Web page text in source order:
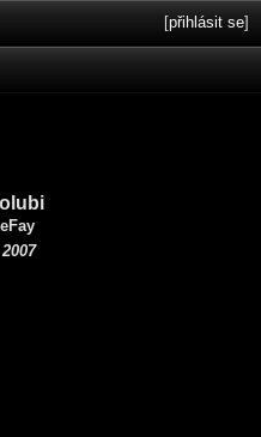
[přihlásit se]